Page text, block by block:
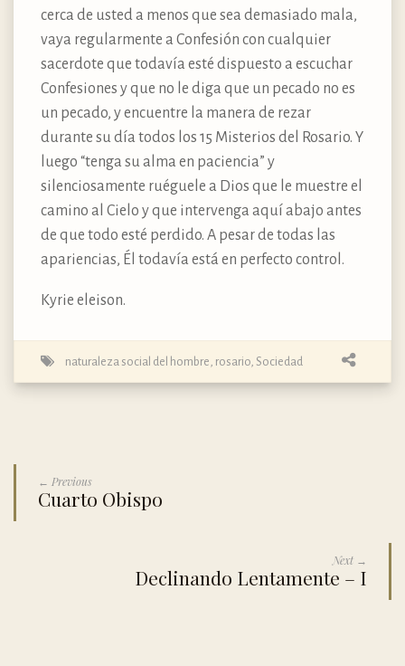
cerca de usted a menos que sea demasiado mala,
vaya regularmente a Confesión con cualquier
sacerdote que todavía esté dispuesto a escuchar
Confesiones y que no le diga que un pecado no es
un pecado, y encuentre la manera de rezar
durante su día todos los 15 Misterios del Rosario. Y
luego “tenga su alma en paciencia” y
silenciosamente ruéguele a Dios que le muestre el
camino al Cielo y que intervenga aquí abajo antes
de que todo esté perdido. A pesar de todas las
apariencias, Él todavía está en perfecto control.
Kyrie eleison.
naturaleza social del hombre rosario Sociedad
← Previous
Cuarto Obispo
Next →
Declinando Lentamente – I